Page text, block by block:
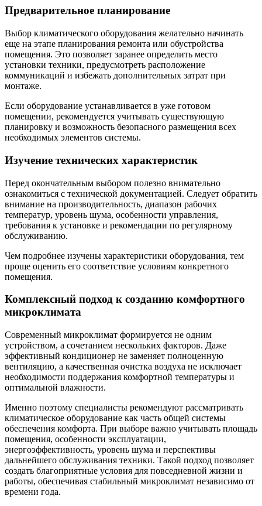
Предварительное планирование
Выбор климатического оборудования желательно начинать
еще на этапе планирования ремонта или обустройства
помещения. Это позволяет заранее определить место
установки техники, предусмотреть расположение
коммуникаций и избежать дополнительных затрат при
монтаже.
Если оборудование устанавливается в уже готовом
помещении, рекомендуется учитывать существующую
планировку и возможность безопасного размещения всех
необходимых элементов системы.
Изучение технических характеристик
Перед окончательным выбором полезно внимательно
ознакомиться с технической документацией. Следует обратить
внимание на производительность, диапазон рабочих
температур, уровень шума, особенности управления,
требования к установке и рекомендации по регулярному
обслуживанию.
Чем подробнее изучены характеристики оборудования, тем
проще оценить его соответствие условиям конкретного
помещения.
Комплексный подход к созданию комфортного
микроклимата
Современный микроклимат формируется не одним
устройством, а сочетанием нескольких факторов. Даже
эффективный кондиционер не заменяет полноценную
вентиляцию, а качественная очистка воздуха не исключает
необходимости поддержания комфортной температуры и
оптимальной влажности.
Именно поэтому специалисты рекомендуют рассматривать
климатическое оборудование как часть общей системы
обеспечения комфорта. При выборе важно учитывать площадь
помещения, особенности эксплуатации,
энергоэффективность, уровень шума и перспективы
дальнейшего обслуживания техники. Такой подход позволяет
создать благоприятные условия для повседневной жизни и
работы, обеспечивая стабильный микроклимат независимо от
времени года.